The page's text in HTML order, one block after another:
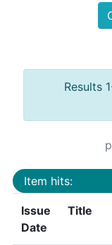
Results
Item hits:
Issue
Date
Title